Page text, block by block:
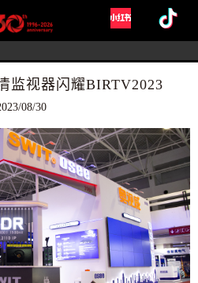
监视器闪耀BIRTV2023
08/30